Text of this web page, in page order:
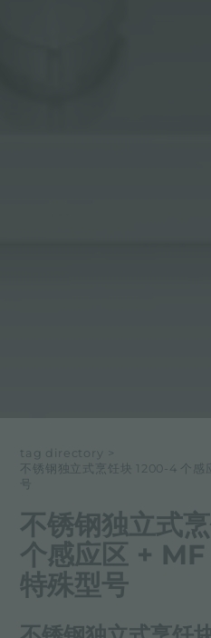
tag directory
>
不锈钢独立式烹饪块 1200-4 个
号
不锈钢独立式
个感应区 +
特殊型号